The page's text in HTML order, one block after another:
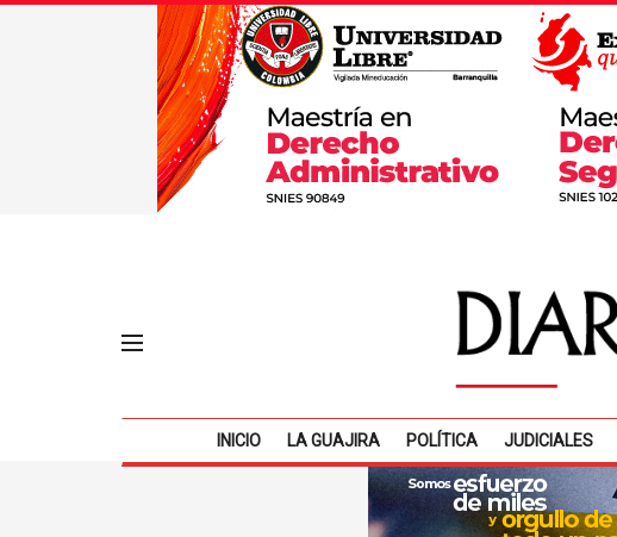
INICIO LA GUAJIRA POLÍTICA JUDICIALES